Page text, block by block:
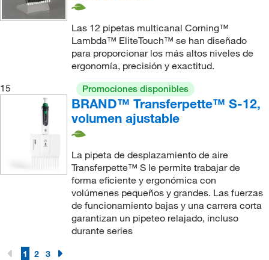
Las 12 pipetas multicanal Corning™
Lambda™ EliteTouch™ se han diseñado
para proporcionar los más altos niveles de
ergonomía, precisión y exactitud.
15
Promociones disponibles
BRAND™ Transferpette™ S-12,
volumen ajustable
La pipeta de desplazamiento de aire
Transferpette™ S le permite trabajar de
forma eficiente y ergonómica con
volúmenes pequeños y grandes. Las fuerzas
de funcionamiento bajas y una carrera corta
garantizan un pipeteo relajado, incluso
durante series
1 2 3